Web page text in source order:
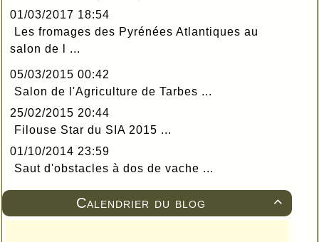
01/03/2017 18:54
Les fromages des Pyrénées Atlantiques au
salon de l ...
05/03/2015 00:42
Salon de l'Agriculture de Tarbes ...
25/02/2015 20:44
Filouse Star du SIA 2015 ...
01/10/2014 23:59
Saut d'obstacles à dos de vache ...

Calendrier du blog